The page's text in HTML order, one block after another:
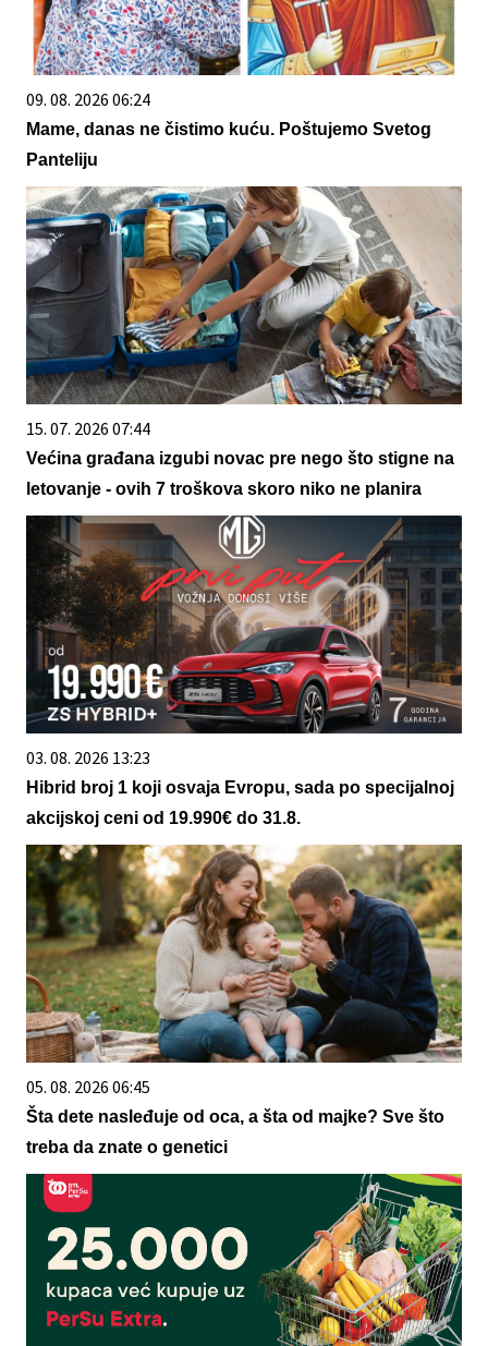
09. 08. 2026 06:24
Mame, danas ne čistimo kuću. Poštujemo Svetog
Panteliju
15. 07. 2026 07:44
Većina građana izgubi novac pre nego što stigne na
letovanje - ovih 7 troškova skoro niko ne planira
03. 08. 2026 13:23
Hibrid broj 1 koji osvaja Evropu, sada po specijalnoj
akcijskoj ceni od 19.990€ do 31.8.
05. 08. 2026 06:45
Šta dete nasleđuje od oca, a šta od majke? Sve što
treba da znate o genetici